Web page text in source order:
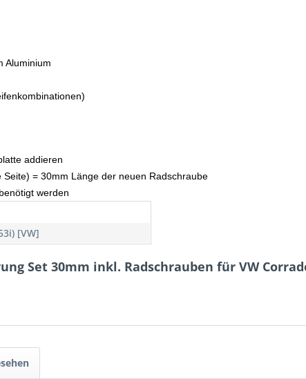
Aluminium
addieren
= 30mm Länge der neuen Radschraube
werden
[VW]
Set 30mm inkl. Radschrauben für VW